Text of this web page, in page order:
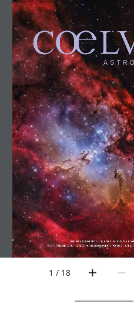
POSTE ITALIANE S.P.A. – SPEDIZIONE IN ABBONAMENTO POSTALE - AUT.
COELUM ASTRONOMIA 275 IV BIMESTRE 2025 XXVIII
1 / 18